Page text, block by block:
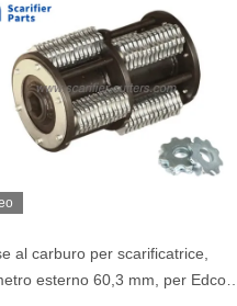
al carburo per scarificatrice,
esterno 60,3 mm, per Edco